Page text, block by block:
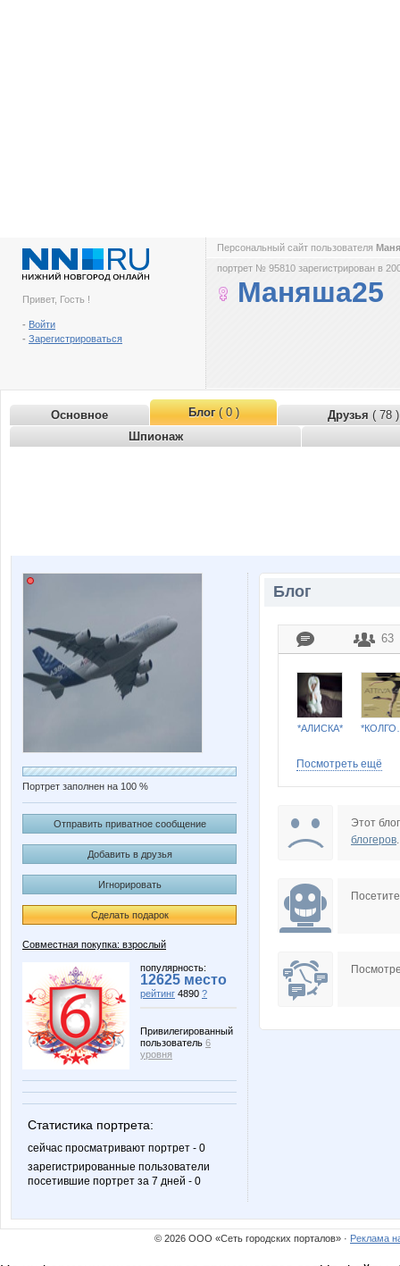
Привет, Гость !
- Войти
- Зарегистрироваться
Персональный сайт пользователя
портрет № 95810 зарегистрирован в
Маняша25
Основное Блог( 0 ) Друзья ( 78 )
Шпионаж
Портрет заполнен на 100 %
Отправить приватное сообщение
Добавить в друзья
Игнорировать
Сделать подарок
Совместная покупка: взрослый
популярность:
12625 место
рейтинг 4890 ?
Привилегированный
пользователь 6
уровня
Статистика портрета:
сейчас просматривают портрет - 0
зарегистрированные пользователи
посетившие портрет за 7 дней - 0
Блог
63
*АЛИСКА*
MisSuri
Sova 777 Stella69
Посмотреть ещё
Этот
блогеров.
© 2026 ООО «Сеть городских порталов» · Реклама